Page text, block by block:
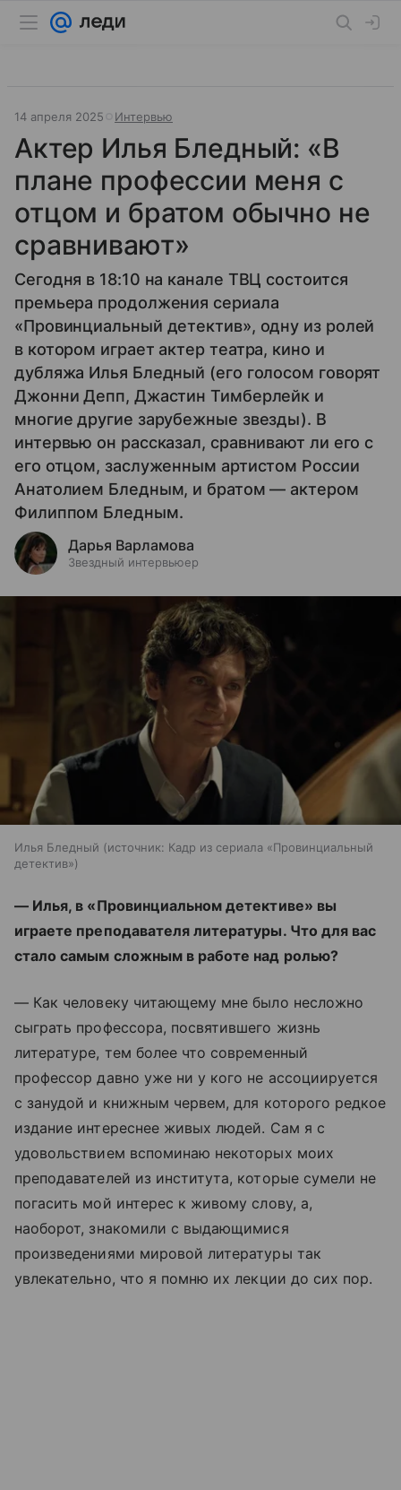
14 апреля 2025 Интервью
Актер Илья Бледный: «В
плане профессии меня с
отцом и братом обычно не
сравнивают»
Сегодня в 18:10 на канале ТВЦ состоится
премьера продолжения сериала
«Провинциальный детектив», одну из ролей
в котором играет актер театра, кино и
дубляжа Илья Бледный (его голосом говорят
Джонни Депп, Джастин Тимберлейк и
многие другие зарубежные звезды). В
интервью он рассказал, сравнивают ли его с
его отцом, заслуженным артистом России
Анатолием Бледным, и братом — актером
Филиппом Бледным.
Дарья Варламова
Звездный интервьюер
Илья Бледный источник: Кадр из сериала «Провинциальный
детектив»
— Илья, в «Провинциальном детективе» вы
играете преподавателя литературы. Что для вас
стало самым сложным в работе над ролью?
— Как человеку читающему мне было несложно
сыграть профессора, посвятившего жизнь
литературе, тем более что современный
профессор давно уже ни у кого не ассоциируется
с занудой и книжным червем, для которого редкое
издание интереснее живых людей. Сам я с
удовольствием вспоминаю некоторых моих
преподавателей из института, которые сумели не
погасить мой интерес к живому слову, а,
наоборот, знакомили с выдающимися
произведениями мировой литературы так
увлекательно, что я помню их лекции до сих пор.